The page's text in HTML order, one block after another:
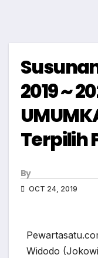
2019 ~
Terpilih
By
OCT 24, 2019
Widodo